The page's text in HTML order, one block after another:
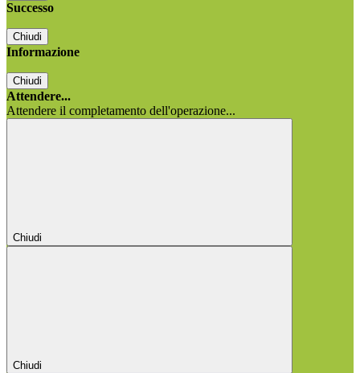
Successo
Chiudi
Informazione
Chiudi
Attendere...
Attendere il completamento dell'operazione...
Chiudi
Chiudi